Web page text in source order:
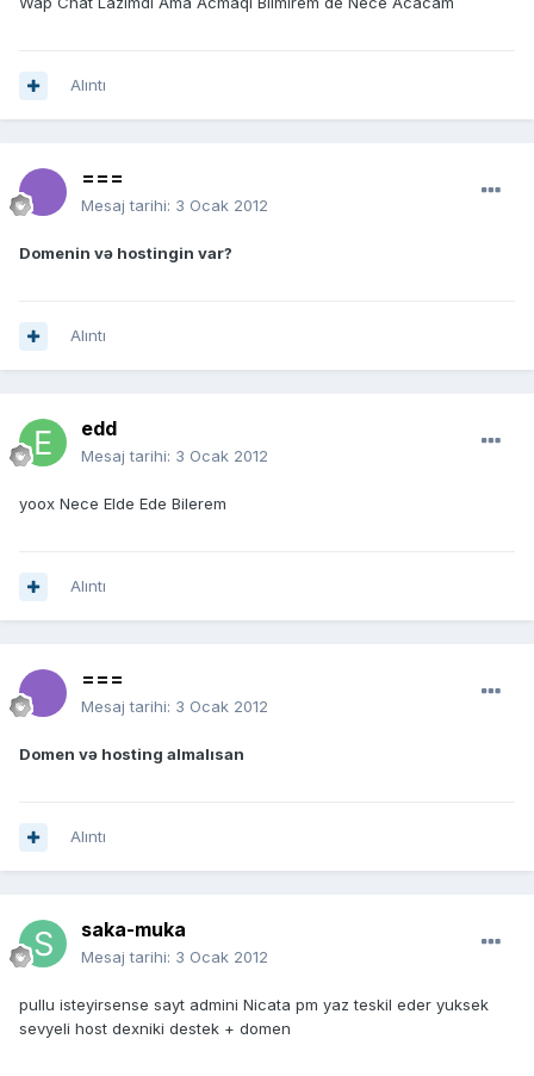
Alıntı
===
Mesaj tarihi: 3 Ocak 2012
Domenin və hostingin var?
Alıntı
edd
Mesaj tarihi: 3 Ocak 2012
yoox Nece Elde Ede Bilerem
Alıntı
===
Mesaj tarihi: 3 Ocak 2012
Domen və hosting almalısan
Alıntı
saka-muka
Mesaj tarihi: 3 Ocak 2012
pullu isteyirsense sayt admini Nicata pm yaz teskil eder yuksek
sevyeli host dexniki destek + domen